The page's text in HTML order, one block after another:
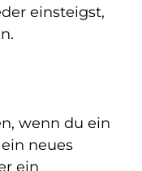
einsteigst,
wenn du ein
neues
ein